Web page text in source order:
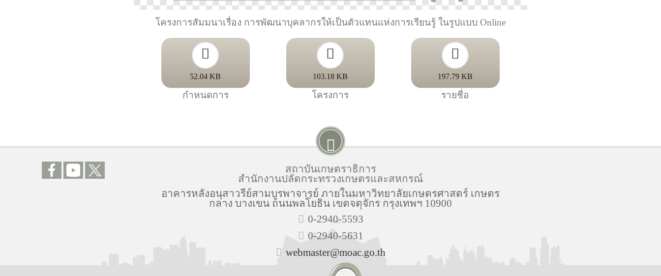
โครงการสัมมนาเรื่อง การพัฒนาบุคลากรให้เป็นตัวแทนแห่งการเรียนรู้ ในรูปแบบ Online
52.04 KB
กำหนดการ
103.18 KB
โครงการ
197.79 KB
รายชื่อ
สถาบันเกษตราธิการ
สำนักงานปลัดกระทรวงเกษตรและสหกรณ์
อาคารหลังอนุสาวรีย์สามบูรพาจารย์ ภายในมหาวิทยาลัยเกษตรศาสตร์ เกษตร
กลาง บางเขน ถนนพลโยธิน เขตจตุจักร กรุงเทพฯ 10900
0-2940-5593
0-2940-5631
webmaster@moac.go.th